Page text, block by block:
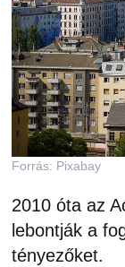
Forrás: Pixabay
2010 óta az
lebontják a
tényezőket.